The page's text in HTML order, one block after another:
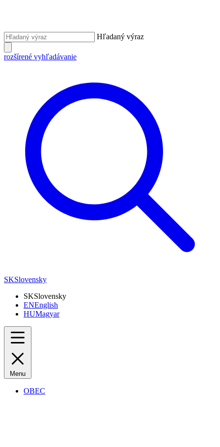
Hľadaný výraz
rozšírené vyhľadávanie
SKSlovensky
SKSlovensky
ENEnglish
HUMagyar
Menu
OBEC